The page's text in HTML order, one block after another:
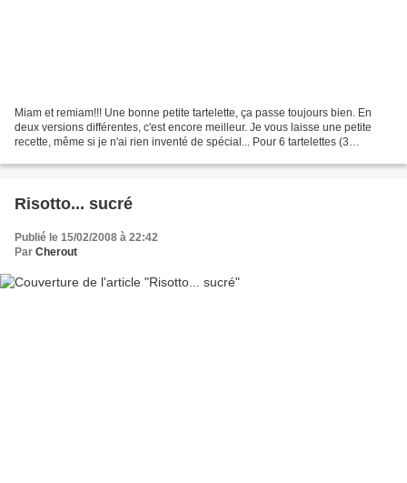
Miam et remiam!!! Une bonne petite tartelette, ça passe toujours bien. En
deux versions différentes, c'est encore meilleur. Je vous laisse une petite
recette, même si je n'ai rien inventé de spécial... Pour 6 tartelettes (3
Risotto... sucré
Publié le 15/02/2008 à 22:42
Par Cherout